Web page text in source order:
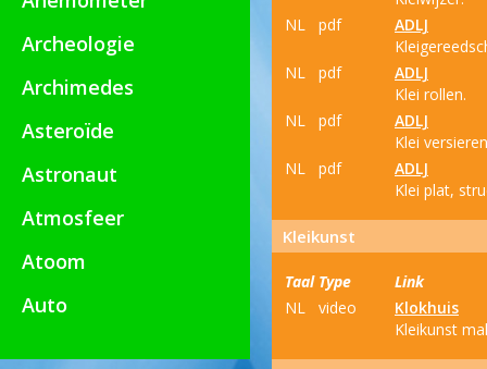
Archeologie
Archimedes
Asteroïde
Astronaut
Atmosfeer
Atoom
Auto
NL
pdf
ADLJ
NL
pdf
ADLJ
Klei rollen.
NL
pdf
ADLJ
Klei
NL
pdf
ADLJ
Klei plat,
Kleikunst
Taal Type
Link
NL
video
Klokhuis
Kleikunst